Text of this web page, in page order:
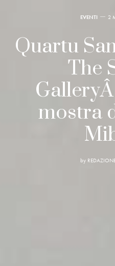
EVENTI 2
Quartu
The
mostra
by